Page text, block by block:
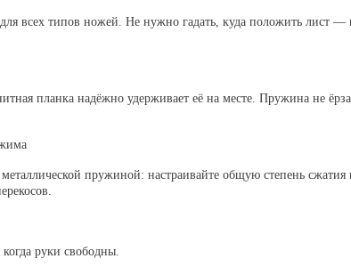
всех типов ножей. Не нужно гадать, куда положить лист —
планка надёжно удерживает её на месте. Пружина не
пружиной: настраивайте общую степень
руки свободны.